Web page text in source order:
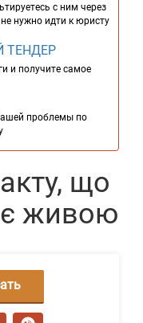
с ним через
нужно идти к юристу
ТЕНДЕР
и получите самое
проблемы по
що
є живою